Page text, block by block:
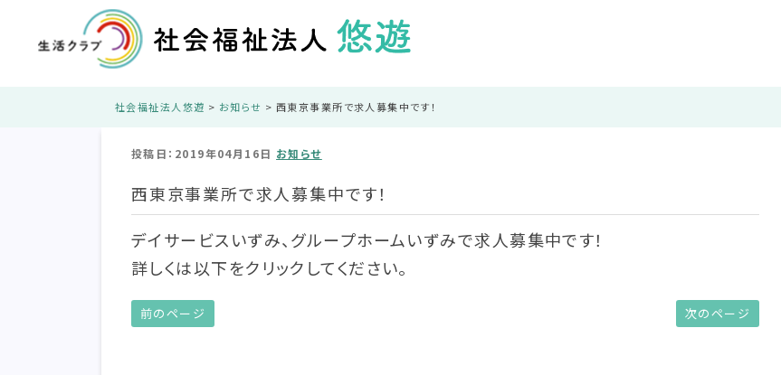
社会福祉法人悠遊 > お知らせ > 西東京事業所で求人募集中です！
投稿日：2019年04月16日 お知らせ
西東京事業所で求人募集中です！
デイサービスいずみ、グループホームいずみで求人募集中です！
詳しくは以下をクリックしてください。
前のページ 次のページ